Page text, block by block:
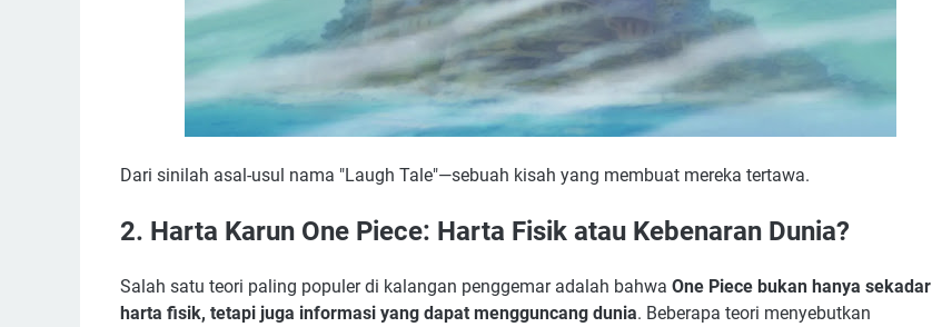
Dari sinilah asal-usul nama "Laugh Tale"—sebuah kisah yang membuat mereka tertawa.
2. Harta Karun One Piece: Harta Fisik atau Kebenaran Dunia?
Salah satu teori paling populer di kalangan penggemar adalah bahwa One Piece bukan hanya sekadar
harta fisik, tetapi juga informasi yang dapat mengguncang dunia. Beberapa teori menyebutkan